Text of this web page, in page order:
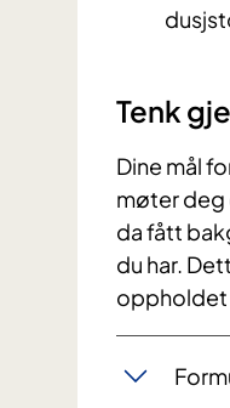
Tenk
Dine mål
møter deg
da fått
du har.